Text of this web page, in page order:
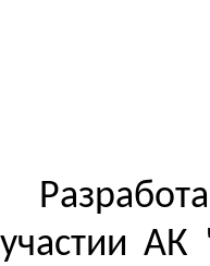
участии